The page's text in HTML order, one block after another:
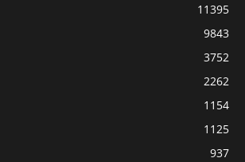
11395
9843
3752
2262
1154
1125
937